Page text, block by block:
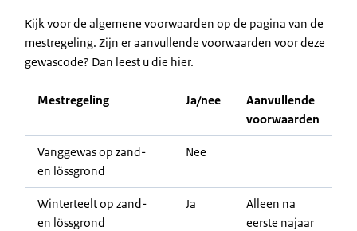
Kijk voor de algemene voorwaarden op de pagina van de
mestregeling. Zijn er aanvullende voorwaarden voor deze
gewascode? Dan leest u die hier.
Mestregeling Ja/nee
Aanvullende
voorwaarden
Vanggewas op zand-
en lössgrond
Nee
Winterteelt op zand-
en lössgrond
Ja
Alleen na
eerste najaar